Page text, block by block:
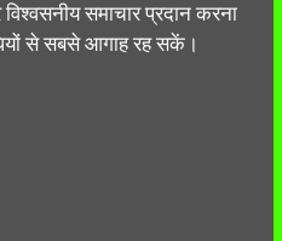
समाचार प्रदान करना
से सबसे आगाह रह सकें।